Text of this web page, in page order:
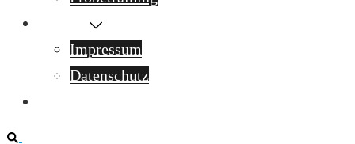
Impressum
Datenschutz
Suche